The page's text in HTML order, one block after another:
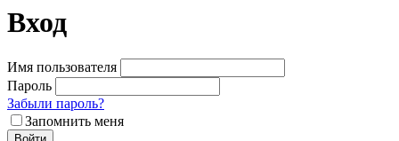
Вход
Имя пользователя
Пароль
Забыли пароль?
Запомнить меня